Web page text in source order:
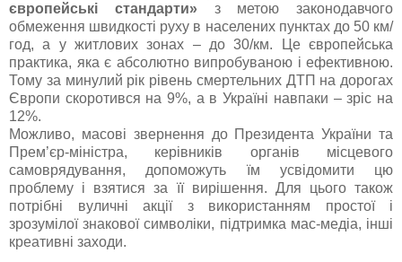
європейські стандарти»з метою законодавчого
обмеження швидкості руху в населених пунктах до 50 км/
год, а у житлових зонах – до 30/км. Це європейська
практика, яка є абсолютно випробуваною і ефективною.
Тому за минулий рік рівень смертельних ДТП на дорогах
Європи скоротився на 9%, а в Україні навпаки – зріс на
12%.
Можливо, масові звернення до Президента України та
Прем’єр-міністра, керівників органів місцевого
самоврядування, допоможуть їм усвідомити цю
проблему і взятися за її вирішення. Для цього також
потрібні вуличні акції з використанням простої і
зрозумілої знакової символіки, підтримка мас-медіа, інші
креативні заходи.